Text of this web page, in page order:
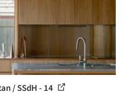
/ SSdH - 14